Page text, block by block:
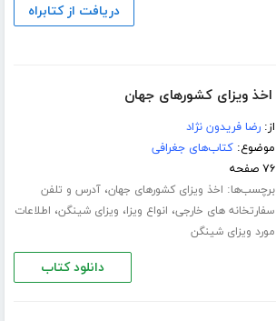
دریافت از کتابراه
اخذ ویزای کشورهای جهان
از:رضا فریدون نژاد
موضوع:کتاب‌های جغرافی
۷۶ صفحه
برچسب‌ها: اخذ ویزای کشورهای جهان،آدرس و تلفن
سفارتخانه های خارجی، انواع ویزا، ویزای شینگن، اطلاعات
مورد ویزای شینگن
دانلود کتاب